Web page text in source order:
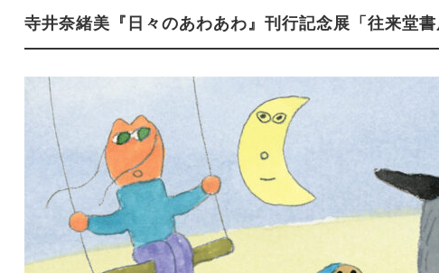
寺井奈緒美『日々のあわあわ』刊行記念展「往来堂書